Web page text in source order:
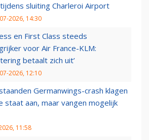
sluiting Charleroi Airport
2026, 14:30
en First Class steeds
voor Air France-KLM:
betaalt zich uit’
2026, 12:10
Germanwings-crash klagen
staat aan, maar vangen mogelijk
11:58